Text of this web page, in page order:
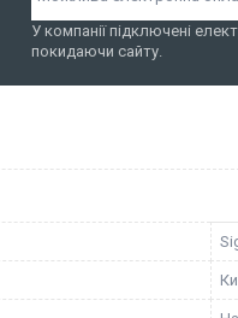
У компанії підключені
покидаючи сайту.